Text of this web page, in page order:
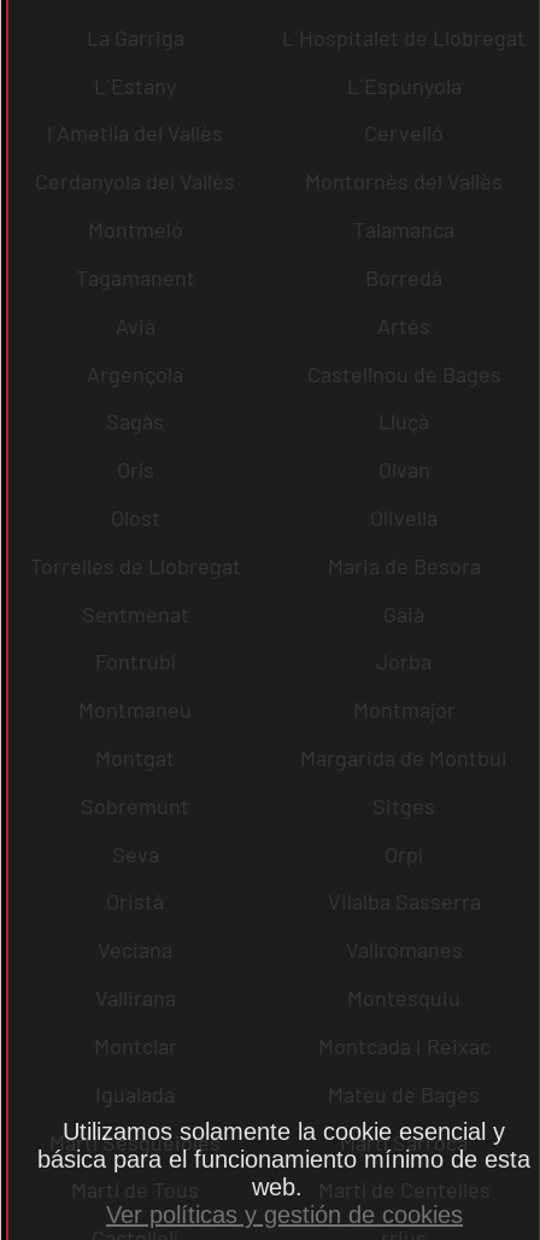
La Garriga
L´Hospitalet de Llobregat
L´Estany
L´Espunyola
l´Ametlla del Vallès
Cervelló
Cerdanyola del Vallès
Montornès del Vallès
Montmeló
Talamanca
Tagamanent
Borredà
Avià
Artés
Argençola
Castellnou de Bages
Sagàs
Lluçà
Orís
Olvan
Olost
Olivella
Torrelles de Llobregat
Maria de Besora
Sentmenat
Gaià
Fontrubí
Jorba
Montmaneu
Montmajor
Montgat
Margarida de Montbui
Sobremunt
Sitges
Seva
Orpí
Oristà
Vilalba Sasserra
Veciana
Vallromanes
Vallirana
Montesquiu
Montclar
Montcada i Reixac
Igualada
Mateu de Bages
Martí Sesgueioles
Martí Sarroca
Martí de Tous
Martí de Centelles
Utilizamos solamente la cookie esencial y
básica para el funcionamiento mínimo de esta
web.
Ver políticas y gestión de cookies